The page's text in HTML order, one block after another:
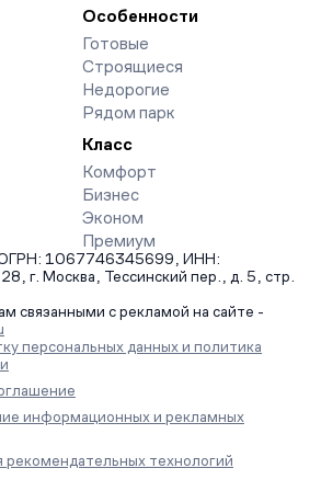
и поможет одобрить ипотеку по
зафиксировать цену, оставьте
Особенности
Готовые
Строящиеся
Недорогие
Рядом парк
Класс
Комфорт
Бизнес
Эконом
Премиум
1067746345699, ИНН:
г. Москва, Тессинский пер., д. 5, стр.
связанными с рекламой на сайте -
персональных данных и политика
информационных и рекламных
технологий